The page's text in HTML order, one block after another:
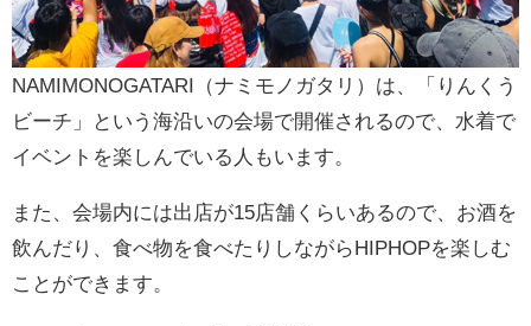
NAMIMONOGATARI（ナミモノガタリ）は、「りんくう
ビーチ」という海沿いの会場で開催されるので、水着で
イベントを楽しんでいる人もいます。
また、会場内には出店が15店舗くらいあるので、お酒を
飲んだり、食べ物を食べたりしながらHIPHOPを楽しむ
ことができます。